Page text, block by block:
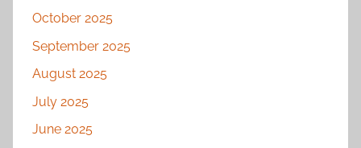
October 2025
September 2025
August 2025
July 2025
June 2025